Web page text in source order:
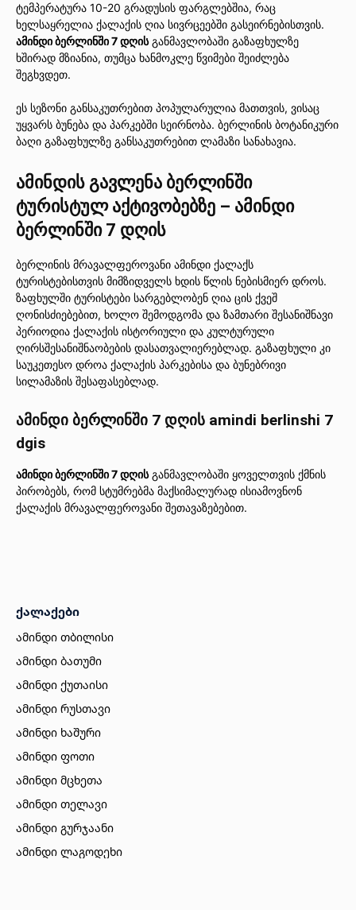
ტემპერატურა 10-20 გრადუსის ფარგლებშია, რაც
ხელსაყრელია ქალაქის ღია სივრცეებში გასეირნებისთვის.
ამინდი ბერლინში 7 დღისგანმავლობაში გაზაფხულზე
ხშირად მზიანია, თუმცა ხანმოკლე წვიმები შეიძლება
შეგხვდეთ.
ეს სეზონი განსაკუთრებით პოპულარულია მათთვის, ვისაც
უყვარს ბუნება და პარკებში სეირნობა. ბერლინის ბოტანიკური
ბაღი გაზაფხულზე განსაკუთრებით ლამაზი სანახავია.
ამინდის გავლენა ბერლინში
ტურისტულ აქტივობებზე – ამინდი
ბერლინში 7 დღის
ბერლინის მრავალფეროვანი ამინდი ქალაქს
ტურისტებისთვის მიმზიდველს ხდის წლის ნებისმიერ დროს.
ზაფხულში ტურისტები სარგებლობენ ღია ცის ქვეშ
ღონისძიებებით, ხოლო შემოდგომა და ზამთარი შესანიშნავი
პერიოდია ქალაქის ისტორიული და კულტურული
ღირსშესანიშნაობების დასათვალიერებლად. გაზაფხული კი
საუკეთესო დროა ქალაქის პარკებისა და ბუნებრივი
სილამაზის შესაფასებლად.
ამინდი ბერლინში 7 დღის amindi berlinshi 7
dgis
ამინდი ბერლინში 7 დღისგანმავლობაში ყოველთვის ქმნის
პირობებს, რომ სტუმრებმა მაქსიმალურად ისიამოვნონ
ქალაქის მრავალფეროვანი შეთავაზებებით.
ქალაქები
ამინდი თბილისი
ამინდი ბათუმი
ამინდი ქუთაისი
ამინდი რუსთავი
ამინდი ხაშური
ამინდი ფოთი
ამინდი მცხეთა
ამინდი თელავი
ამინდი გურჯაანი
ამინდი ლაგოდეხი